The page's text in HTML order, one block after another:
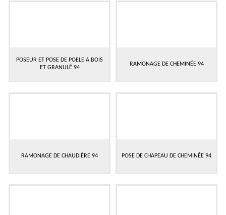
POSEUR ET POSE DE POELE A BOIS
ET GRANULÉ 94
RAMONAGE DE CHEMINÉE 94
RAMONAGE DE CHAUDIÈRE 94 POSE DE CHAPEAU DE CHEMINÉE 94